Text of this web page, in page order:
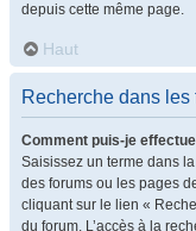
depuis cette même page.
Haut
Recherche dans les
Comment puis-je
Saisissez un terme dans
des forums ou les pages
cliquant sur le lien «
du forum. L’accès à la